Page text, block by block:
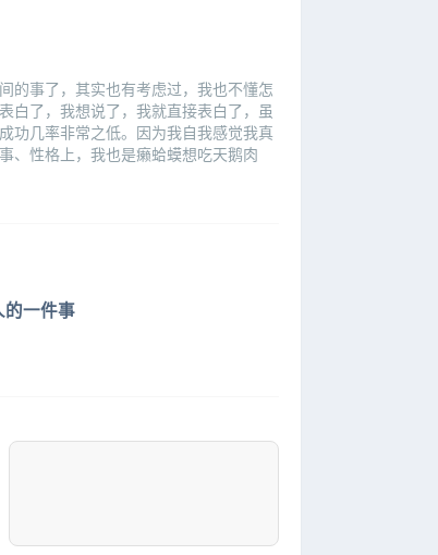
的事了，其实也有考虑过，我也不懂怎
白了，我想说了，我就直接表白了，虽
功几率非常之低。因为我自我感觉我真
、性格上，我也是癞蛤蟆想吃天鹅肉
一件事